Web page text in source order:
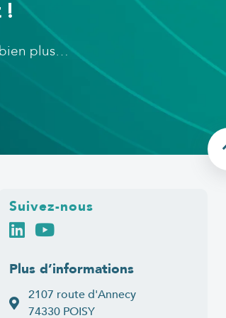
!
bien plus…
Suivez-nous
Plus d’informations
2107 route d'Annecy
74330 POISY